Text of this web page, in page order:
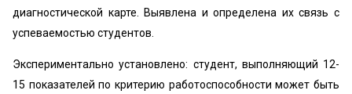
диагностической карте. Выявлена и определена их связь с
успеваемостью студентов.
Экспериментально установлено: студент, выполняющий 12-
15 показателей по критерию работоспособности может быть